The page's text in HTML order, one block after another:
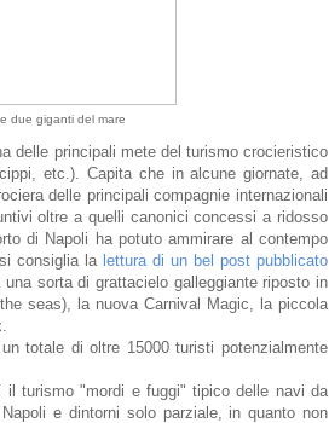
due giganti del mare
delle principali mete del turismo crocieristico
etc.). Capita che in alcune giornate, ad
delle principali compagnie internazionali
oltre a quelli canonici concessi a ridosso
di Napoli ha potuto ammirare al contempo
consiglia la lettura di un bel post pubblicato
sorta di grattacielo galleggiante riposto in
seas), la nuova Carnival Magic, la piccola
totale di oltre 15000 turisti potenzialmente
turismo "mordi e fuggi" tipico delle navi da
e dintorni solo parziale, in quanto non